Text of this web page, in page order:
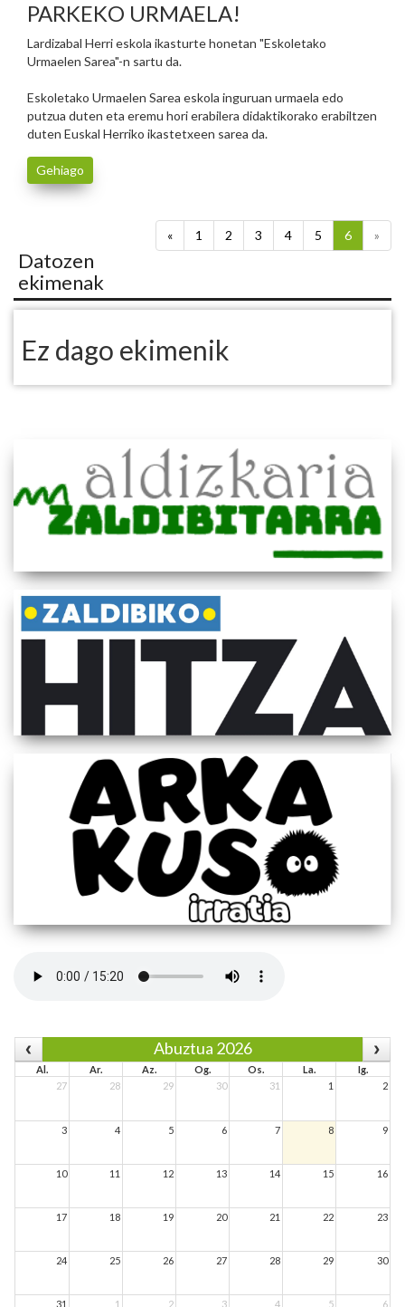
PARKEKO URMAELA!
Lardizabal Herri eskola ikasturte honetan "Eskoletako
Urmaelen Sarea"-n sartu da.
Eskoletako Urmaelen Sarea eskola inguruan urmaela edo
putzua duten eta eremu hori erabilera didaktikorako erabiltzen
duten Euskal Herriko ikastetxeen sarea da.
Gehiago
« 1 2 3 4 5 6 »
Datozen
ekimenak
Ez dago ekimenik
Abuztua 2026
Al. Ar. Az. Og. Os. La.
Ig.
27
28 29 30 31 1 2
3 4 5 6 7 8 9
10 11 12 13 14 15 16
17 18 19 20 21 22 23
24 25 26 27 28 29 30
31 1 2 3 4 5 6